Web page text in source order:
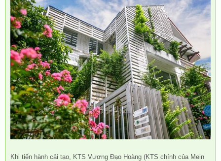
Khi tiến hành cải tạo, KTS Vương Đạo Hoàng (KTS chính của Mein